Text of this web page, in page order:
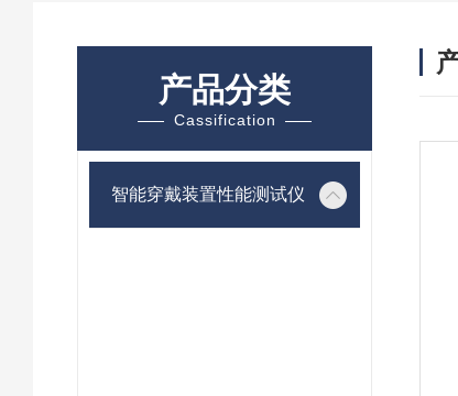
产品分类
Cassification
智能穿戴装置性能测试仪